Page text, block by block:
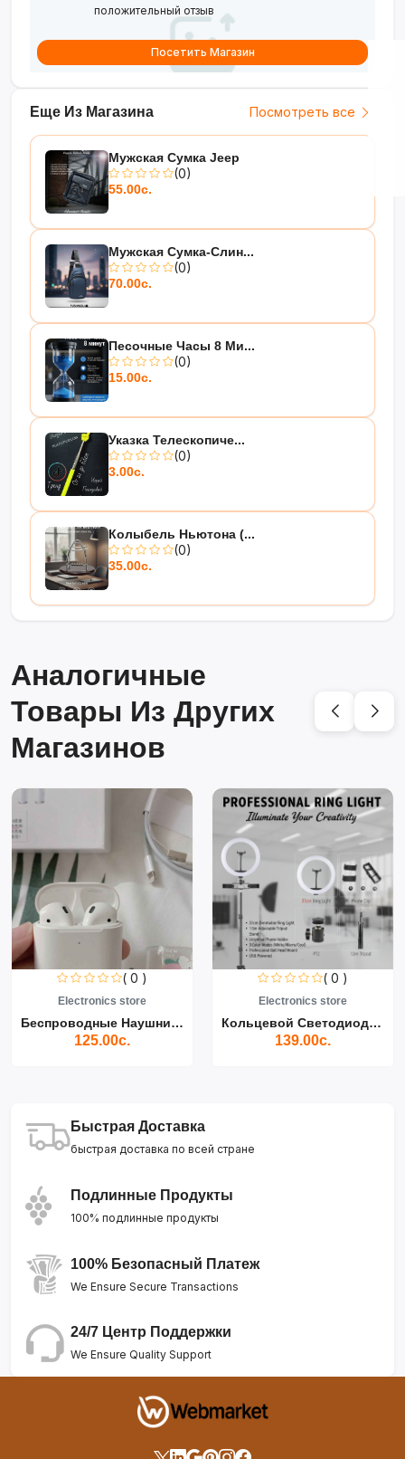
Еще Из Магазина Посмотреть все
Мужская Сумка Jeep
(0)
55.00с.
Мужская Сумка-Слин...
(0)
70.00с.
Песочные Часы 8 Ми...
(0)
15.00с.
Указка Телескопиче...
(0)
3.00с.
Колыбель Ньютона (...
(0)
35.00с.
положительный отзыв
Посетить Магазин
Аналогичные
Товары Из Других
Магазинов
( 0 )
Electronics store
Беспроводные Наушники Air...
125.00с.
( 0 )
Electronics store
Кольцевой Светодиодный Св...
139.00с.
Быстрая Доставка
быстрая доставка по всей стране
Подлинные Продукты
100% подлинные продукты
100% Безопасный Платеж
We Ensure Secure Transactions
24/7 Центр Поддержки
We Ensure Quality Support